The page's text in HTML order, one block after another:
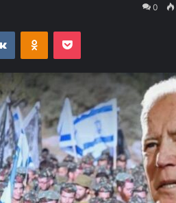
0
VKontakteOdnoklassniki
Pocket